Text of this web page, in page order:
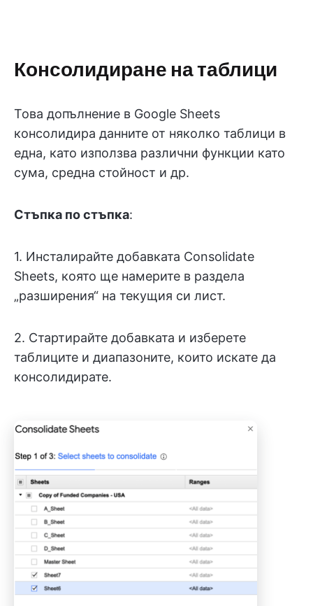
Консолидиране на таблици
Това допълнение в Google Sheets
консолидира данните от няколко таблици в
една, като използва различни функции като
сума, средна стойност и др.
Стъпка по стъпка:
1. Инсталирайте добавката Consolidate
Sheets, която ще намерите в раздела
„разширения“ на текущия си лист.
2. Стартирайте добавката и изберете
таблиците и диапазоните, които искате да
консолидирате.